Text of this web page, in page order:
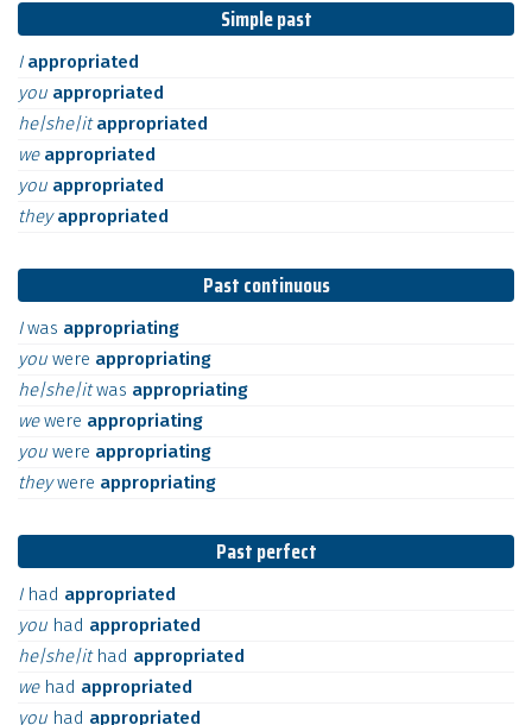
Simple past
I appropriated
you appropriated
he|she|itappropriated
we appropriated
you appropriated
theyappropriated
Past continuous
Iwas appropriating
you were appropriating
he|she|itwas appropriating
wewere appropriating
you were appropriating
theywere appropriating
Past perfect
I had appropriated
you had appropriated
he|she|it had appropriated
we had appropriated
you had appropriated